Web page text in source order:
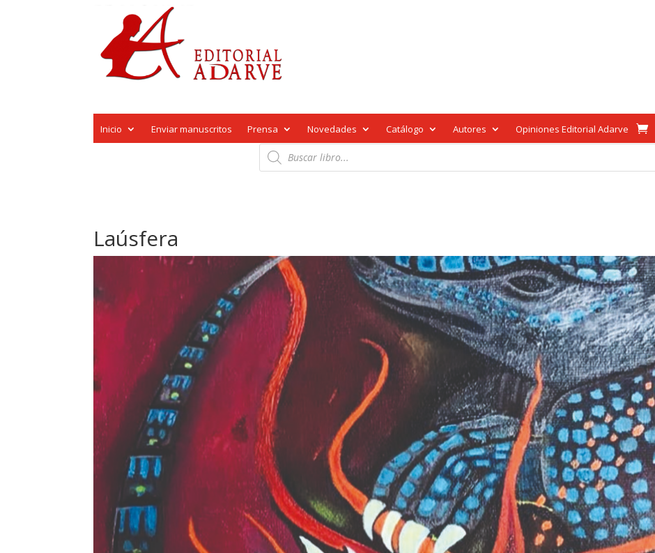
Inicio Enviar manuscritos Prensa Novedades Catálogo Autores Opiniones Editorial Adarve
Búsqueda
de
productos
Laúsfera